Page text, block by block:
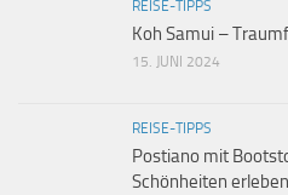
REISE-TIPPS
Koh Samui –
15. JUNI 2024
REISE-TIPPS
Postiano mit
Schönheiten erleben